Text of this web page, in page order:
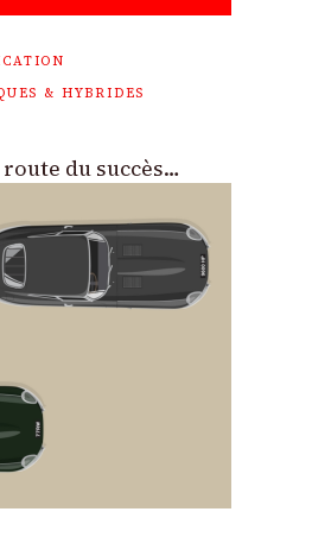
& HYBRIDES
du succès…